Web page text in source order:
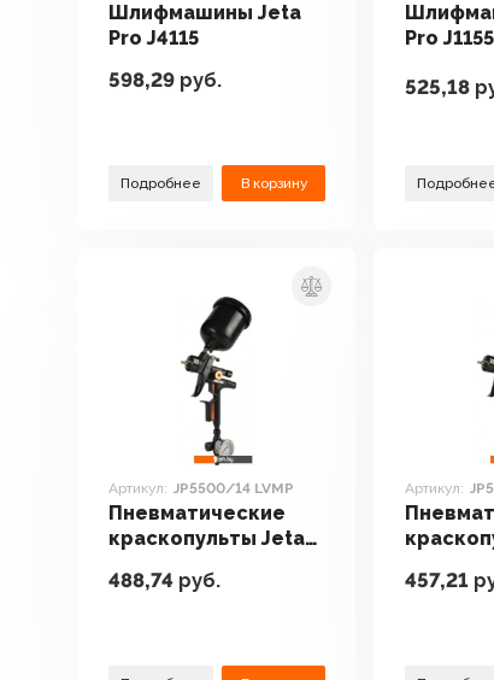
Шлифмашины Jeta
Pro J4115
598,29 руб.
Подробнее В корзину
Pro J1155
525,18
Артикул: JP5500/14 LVMP
Пневматические
краскопульты Jeta
488,74 руб.
Артикул:
457,21